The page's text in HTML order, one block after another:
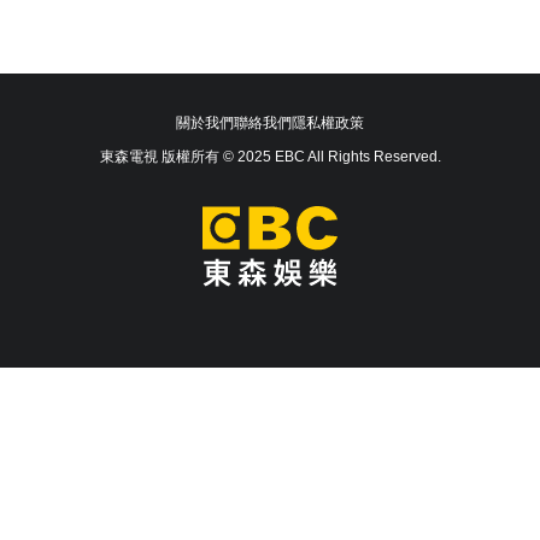
關於我們聯絡我們隱私權政策
東森電視 版權所有 © 2025 EBC All Rights Reserved.